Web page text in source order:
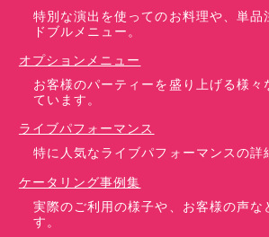
特別な演出を使ってのお料理や、単品
ドブルメニュー。
オプションメニュー
お客様のパーティーを盛り上げる様々
ています。
ライブパフォーマンス
特に人気なライブパフォーマンスの詳
ケータリング事例集
実際のご利用の様子や、お客様の声な
す。